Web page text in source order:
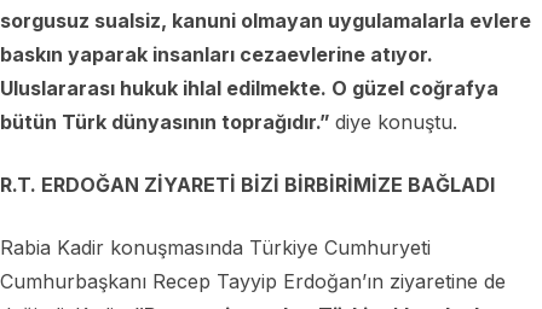
sorgusuz sualsiz, kanuni olmayan uygulamalarla evlere
baskın yaparak insanları cezaevlerine atıyor.
Uluslararası hukuk ihlal edilmekte. O güzel coğrafya
bütün Türk dünyasının toprağıdır.” diye konuştu.
R.T. ERDOĞAN ZİYARETİ BİZİ BİRBİRİMİZE BAĞLADI
Rabia Kadir konuşmasında Türkiye Cumhuryeti
Cumhurbaşkanı Recep Tayyip Erdoğan’ın ziyaretine de